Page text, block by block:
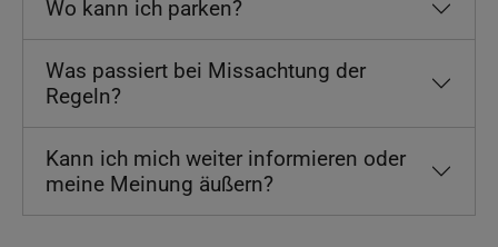
Wo kann ich parken?
Was passiert bei Missachtung der
Regeln?
Kann ich mich weiter informieren oder
meine Meinung äußern?